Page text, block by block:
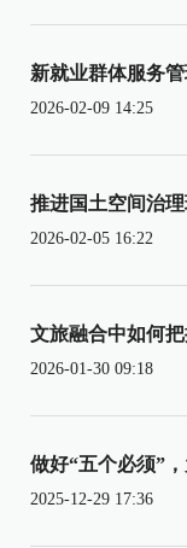
新就业群体服务
2026-02-09 14:25
推进国土空间治
2026-02-05 16:22
文旅融合中如何
2026-01-30 09:18
做好“五个必须”
2025-12-29 17:36